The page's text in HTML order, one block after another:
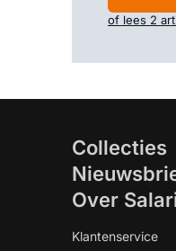
of lees 2
Collecties
Over
Klantenservice